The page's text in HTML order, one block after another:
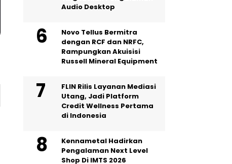
Audio Desktop
Novo Tellus Bermitra
dengan RCF dan NRFC,
Rampungkan Akuisisi
Russell Mineral Equipment
FLIN Rilis Layanan Mediasi
Utang, Jadi Platform
Credit Wellness Pertama
di Indonesia
Kennametal Hadirkan
Pengalaman Next Level
Shop Di IMTS 2026